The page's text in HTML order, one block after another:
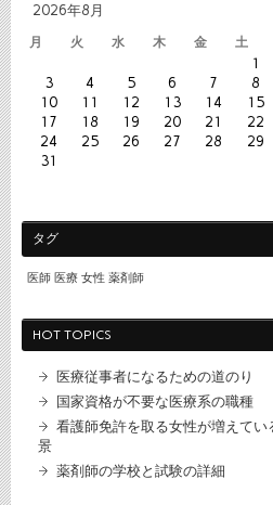
2026年8月
月 火 水 木 金 土
1
3
4 5 6 7 8
10
11 12 13 14 15
17
18 19 20 21 22
24
25 26 27 28 29
31
タグ
医師 医療 女性 薬剤師
HOT TOPICS
医療従事者になるための道のり
国家資格が不要な医療系の職種
看護師免許を取る女性が増えてい
景
薬剤師の学校と試験の詳細